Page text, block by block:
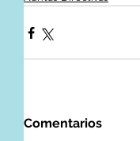
Comentarios